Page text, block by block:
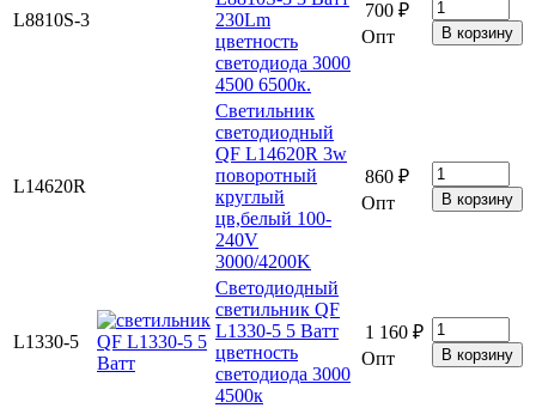
L8810S-3
230Lm
цветность
светодиода 3000
4500 6500к.
700 ₽
Опт
L14620R
Светильник
светодиодный
QF L14620R 3w
поворотный
круглый
цв,белый 100-
240V
3000/4200K
860 ₽
Опт
L1330-5
Светодиодный
светильник QF
L1330-5 5 Ватт
цветность
светодиода 3000
4500к
1 160 ₽
Опт